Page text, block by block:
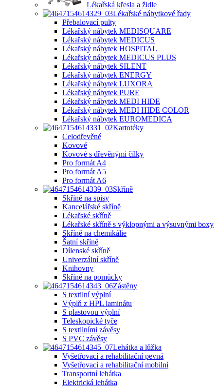
Lékařská křesla a židle
Lékařské nábytkové řady
Přebalovací pulty
Lékařský nábytek MEDISQUARE
Lékařský nábytek MEDICUS
Lékařský nábytek HOSPITAL
Lékařský nábytek MEDICUS PLUS
Lékařský nábytek SILENT
Lékařský nábytek ENERGY
Lékařský nábytek LUXORA
Lékařský nábytek PURE
Lékařský nábytek MEDI HIDE
Lékařský nábytek MEDI HIDE COLOR
Lékařský nábytek EUROMEDICA
Kartotéky
Celodřevěné
Kovové
Kovové s dřevěnými čílky
Pro formát A4
Pro formát A5
Pro formát A6
Skříně
Skříně na spisy
Kancelářské skříně
Lékařské skříně
Lékařské skříně s výklopnými a výsuvnými boxy
Skříně na chemikálie
Šatní skříně
Dílenské skříně
Univerzální skříně
Knihovny
Skříně na pomůcky
Zástěny
S textilní výplní
Výplň z HPL laminátu
S plastovou výplní
Teleskopické tyče
S textilními závěsy
S PVC závěsy
Lehátka a lůžka
Vyšetřovací a rehabilitační pevná
Vyšetřovací a rehabilitační mobilní
Transportní lehátka
Elektrická lehátka